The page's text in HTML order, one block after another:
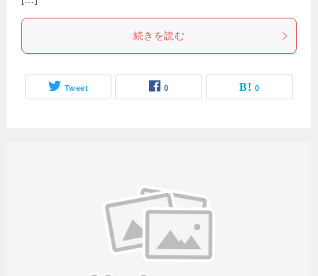
続きを読む
Tweet 0 0